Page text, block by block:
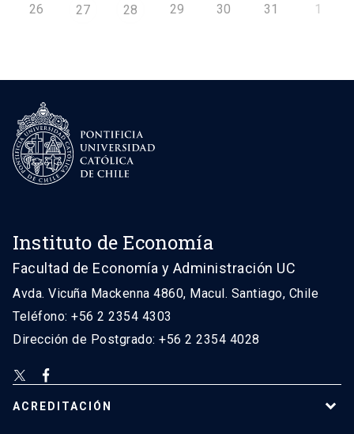
26 27 28 29 30 31 1
Instituto de Economía
Facultad de Economía y Administración UC
Avda. Vicuña Mackenna 4860, Macul. Santiago, Chile
Teléfono: +56 2 2354 4303
Dirección de Postgrado: +56 2 2354 4028
ACREDITACIÓN